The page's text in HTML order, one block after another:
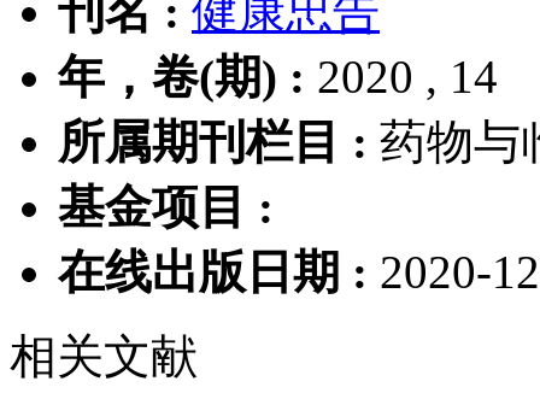
刊名 : 健康忠告
年，卷(期) : 2020 , 14
所属期刊栏目 : 药物与
基金项目 :
在线出版日期 : 2020-
相关文献